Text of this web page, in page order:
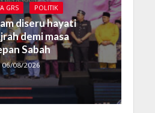
GRS POLITIK
diseru hayati
demi masa
Sabah
06/08/2026